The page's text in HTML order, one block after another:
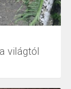
világtól